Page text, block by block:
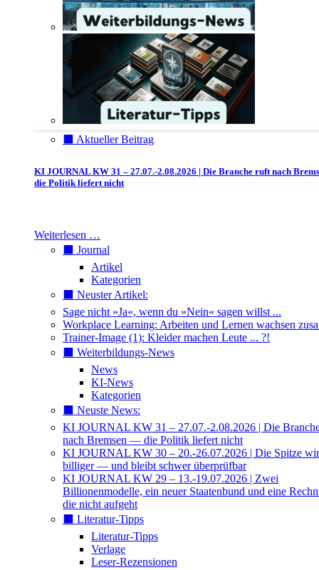
⬛️ Aktueller Beitrag
KI JOURNAL KW 31 – 27.07.-2.08.2026 | Die Branche ruft nach
die Politik liefert nicht
Weiterlesen …
⬛️ Journal
Artikel
Kategorien
⬛️ Neuster Artikel:
Sage nicht »Ja«, wenn du »Nein« sagen willst ...
Workplace Learning: Arbeiten und Lernen wachsen
Trainer-Image (1): Kleider machen Leute ... ?!
⬛️ Weiterbildungs-News
News
KI-News
Kategorien
⬛️ Neuste News:
KI JOURNAL KW 31 – 27.07.-2.08.2026 | Die
nach Bremsen — die Politik liefert nicht
KI JOURNAL KW 30 – 20.-26.07.2026 | Die Spitze
billiger — und bleibt schwer überprüfbar
KI JOURNAL KW 29 – 13.-19.07.2026 | Zwei
Billionenmodelle, ein neuer Staatenbund und eine
die nicht aufgeht
⬛️ Literatur-Tipps
Literatur-Tipps
Verlage
Leser-Rezensionen